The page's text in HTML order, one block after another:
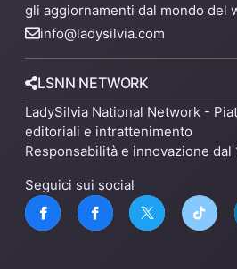
gli aggiornamenti dal mondo del
info@ladysilvia.com
LSNN NETWORK
LadySilvia National Network -
editoriali e intrattenimento
Responsabilità e innovazione dal
Seguici sui social